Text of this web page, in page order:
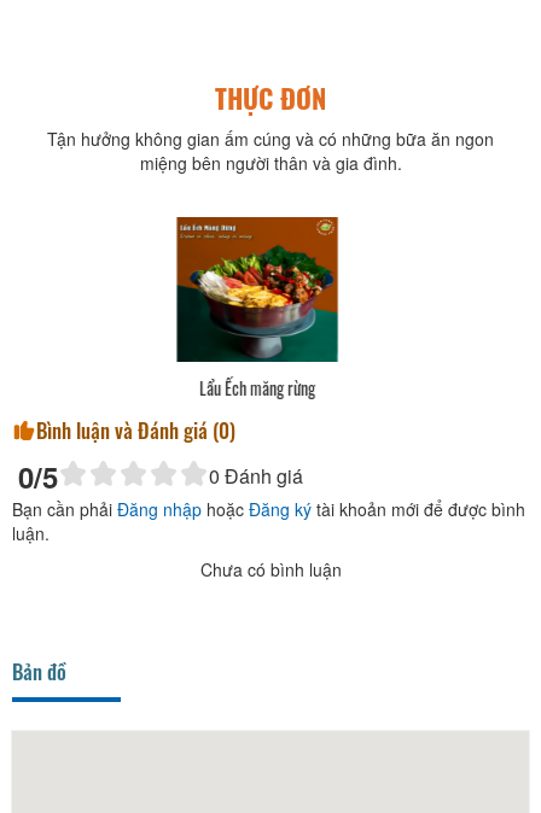
THỰC ĐƠN
Tận hưởng không gian ấm cúng và có những bữa ăn ngon
miệng bên người thân và gia đình.
Ếch nướng ống tre
Bình luận và Đánh giá (0)
0/5 0 Đánh giá
Bạn cần phải Đăng nhập hoặc Đăng ký tài khoản mới để được bình
luận.
Chưa có bình luận
Bản đồ